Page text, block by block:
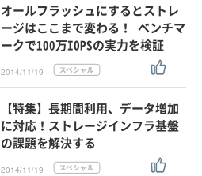
オールフラッシュにするとストレ
ージはここまで変わる！ ベンチマ
ークで100万IOPSの実力を検証
2014/11/19
【特集】長期間利用、データ増加
に対応！ストレージインフラ基盤
の課題を解決する
2014/11/19